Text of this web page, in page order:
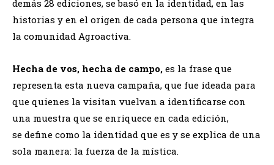
demás 28 ediciones, se basó en la identidad, en las
historias y en el origen de cada persona que integra
la comunidad Agroactiva.
Hecha de vos, hecha de campo, es la frase que
representa esta nueva campaña, que fue ideada para
que quienes la visitan vuelvan a identificarse con
una muestra que se enriquece en cada edición,
se define como la identidad que es y se explica de una
sola manera: la fuerza de la mística.